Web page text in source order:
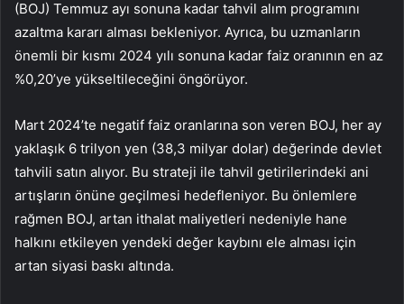
(BOJ) Temmuz ayı sonuna kadar tahvil alım programını
azaltma kararı alması bekleniyor. Ayrıca, bu uzmanların
önemli bir kısmı 2024 yılı sonuna kadar faiz oranının en az
%0,20’ye yükseltileceğini öngörüyor.
Mart 2024’te negatif faiz oranlarına son veren BOJ, her ay
yaklaşık 6 trilyon yen (38,3 milyar dolar) değerinde devlet
tahvili satın alıyor. Bu strateji ile tahvil getirilerindeki ani
artışların önüne geçilmesi hedefleniyor. Bu önlemlere
rağmen BOJ, artan ithalat maliyetleri nedeniyle hane
halkını etkileyen yendeki değer kaybını ele alması için
artan siyasi baskı altında.